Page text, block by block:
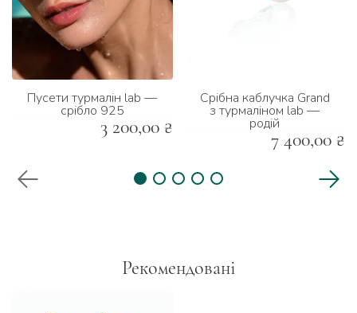
Пусети турмалін lab —
срібло 925
3 200,00 ₴
Срібна каблучка Grand
з турмаліном lab —
родій
7 400,00 ₴
Рекомендовані